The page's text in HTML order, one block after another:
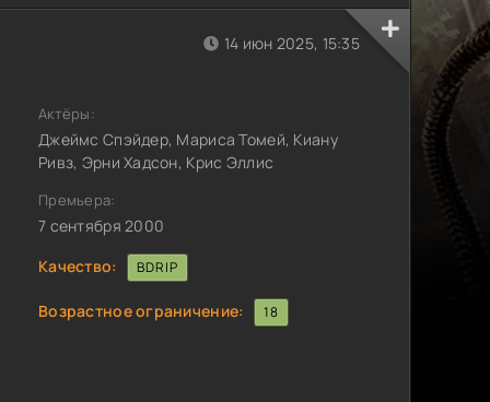
14 июн 2025, 15:35
Актёры:
Джеймс Спэйдер, Мариса Томей, Киану
Ривз, Эрни Хадсон, Крис Эллис
Премьера:
7 сентября 2000
Качество:
BDRIP
Возрастное ограничение: 18